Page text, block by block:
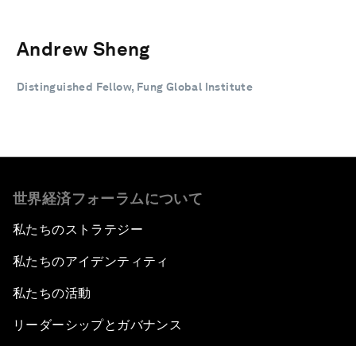
Andrew Sheng
Distinguished Fellow, Fung Global Institute
世界経済フォーラムについて
私たちのストラテジー
私たちのアイデンティティ
私たちの活動
リーダーシップとガバナンス